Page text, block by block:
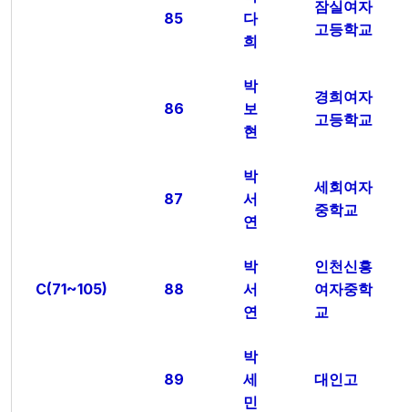
C(71~105)
85
다
희
잠실여자
고등학교
86
박
보
현
경희여자
고등학교
87
박
서
연
세회여자
중학교
88
박
서
연
인천신흥
여자중학
교
89
박
세
민
대인고